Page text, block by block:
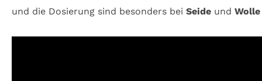
und die Dosierung sind besonders bei Seide und Wolle